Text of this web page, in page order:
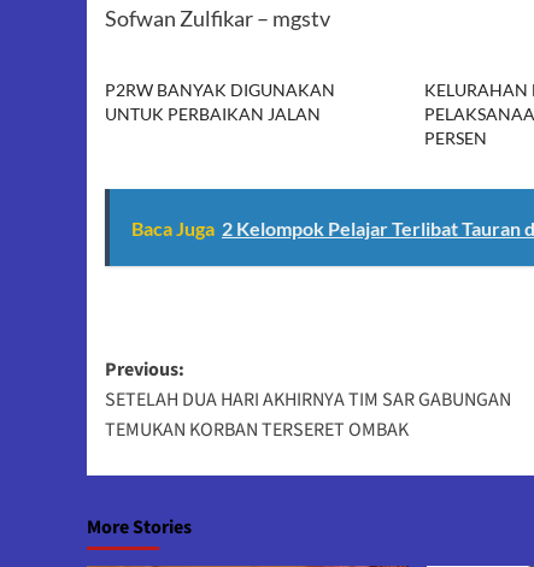
Sofwan Zulfikar – mgstv
P2RW BANYAK DIGUNAKAN
UNTUK PERBAIKAN JALAN
KELURAHAN
PERSEN
Baca Juga 2 Kelompok Pelajar Terlibat Tauran
Post
navigation
Previous:
SETELAH DUA HARI AKHIRNYA TIM SAR GABUNGAN
TEMUKAN KORBAN TERSERET OMBAK
More Stories